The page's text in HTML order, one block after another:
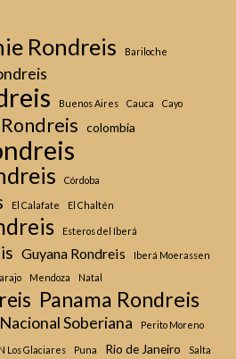
Rondreis Bariloche
Buenos Aires Cauca Cayo
colombia
Córdoba
El Calafate El Chaltén
Esteros del Iberá
Guyana Rondreis
Iberá Moerassen
Mendoza Natal
Panama Rondreis
Soberiana Perito Moreno
Los Glaciares Puna Rio de Janeiro
Salta